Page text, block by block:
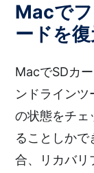
Macで
ードを
MacでSDカ
ンドラインツ
の状態をチェ
ることしか
合、リカバリ